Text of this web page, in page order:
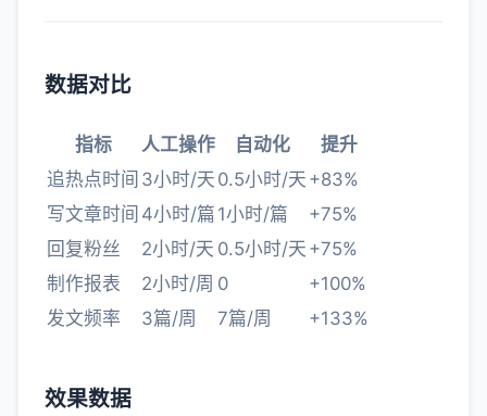
数据对比
指标 人工操作 自动化
提升
追热点时间 3小时/天 0.5小时/天 +83%
写文章时间 4小时/篇 1小时/篇
+75%
回复粉丝
2小时/天 0.5小时/天 +75%
制作报表
2小时/周 0
+100%
发文频率
3篇/周 7篇/周 +133%
效果数据